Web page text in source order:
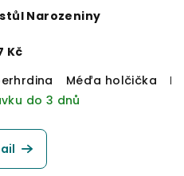
Narozeniny
Kč
Méďa holčička
do 3 dnů